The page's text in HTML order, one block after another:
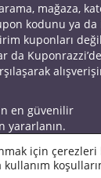
mağaza,
kodunu ya
kuponları
da
en güvenilir
yararlanın.
için çerezleri
kullanım